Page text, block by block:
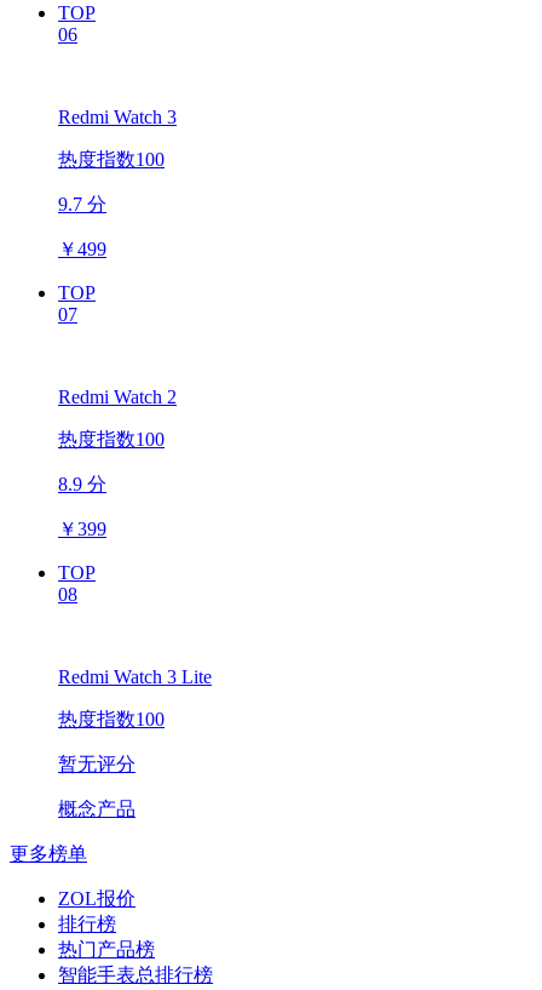
TOP
06
Redmi Watch 3
热度指数100
9.7 分
￥499
TOP
07
Redmi Watch 2
热度指数100
8.9 分
￥399
TOP
08
Redmi Watch 3 Lite
热度指数100
暂无评分
概念产品
更多榜单
ZOL报价
排行榜
热门产品榜
智能手表总排行榜